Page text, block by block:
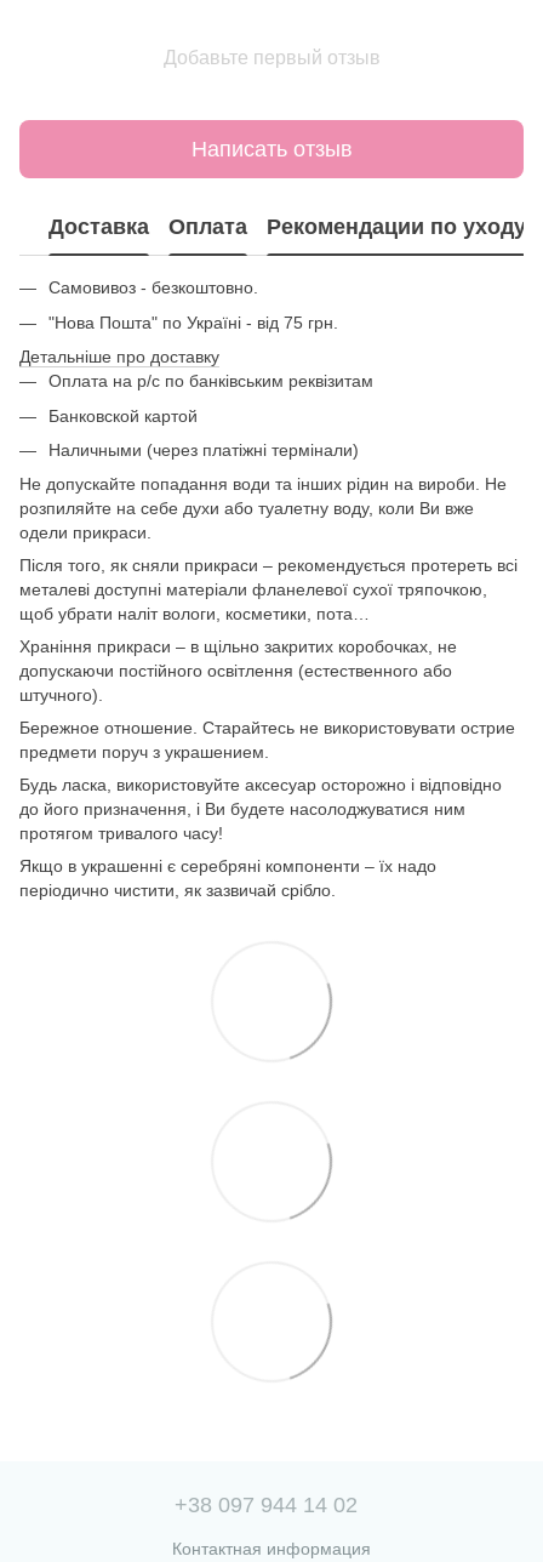
Добавьте первый отзыв
Написать отзыв
Доставка Оплата Рекомендации по уходу
Самовивоз - безкоштовно.
"Нова Пошта" по Україні - від 75 грн.
Детальніше про доставку
Оплата на р/с по банківським реквізитам
Банковской картой
Наличными (через платіжні термінали)
Не допускайте попадання води та інших рідин на вироби. Не
розпиляйте на себе духи або туалетну воду, коли Ви вже
одели прикраси.
Після того, як сняли прикраси – рекомендується протереть всі
металеві доступні матеріали фланелевої сухої тряпочкою,
щоб убрати наліт вологи, косметики, пота…
Храніння прикраси – в щільно закритих коробочках, не
допускаючи постійного освітлення (естественного або
штучного).
Бережное отношение. Старайтесь не використовувати острие
предмети поруч з украшением.
Будь ласка, використовуйте аксесуар осторожно і відповідно
до його призначення, і Ви будете насолоджуватися ним
протягом тривалого часу!
Якщо в украшенні є серебряні компоненти – їх надо
періодично чистити, як зазвичай срібло.
+38 097 944 14 02
Контактная информация